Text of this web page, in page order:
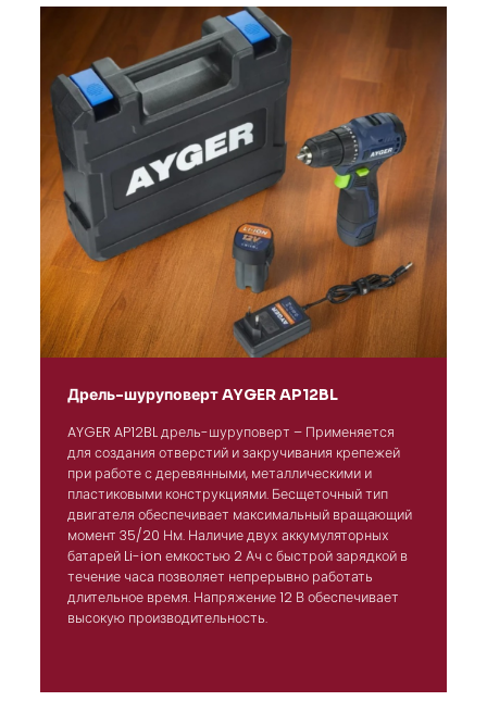
Дрель-шуруповерт AYGER AP12BL
AYGER AP12BL дрель-шуруповерт – Применяется
для создания отверстий и закручивания крепежей
при работе с деревянными, металлическими и
пластиковыми конструкциями. Бесщеточный тип
двигателя обеспечивает максимальный вращающий
момент 35/20 Нм. Наличие двух аккумуляторных
батарей Li-ion емкостью 2 Ач с быстрой зарядкой в
течение часа позволяет непрерывно работать
длительное время. Напряжение 12 В обеспечивает
высокую производительность.